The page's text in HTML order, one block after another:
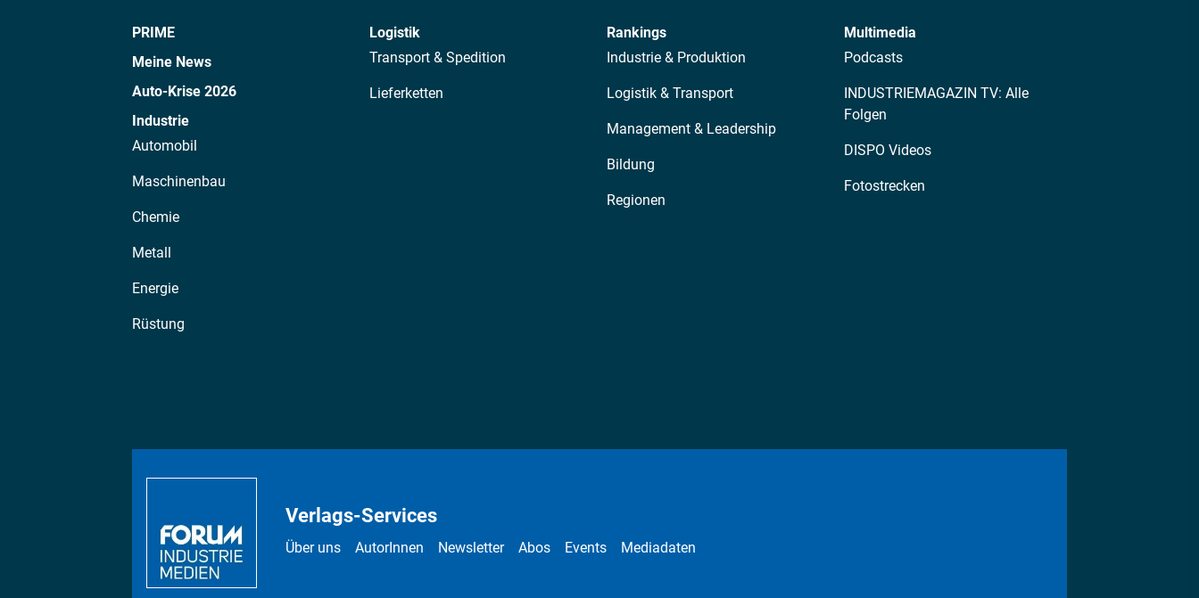
PRIME
Meine News
Auto-Krise 2026
Industrie
Automobil
Maschinenbau
Chemie
Metall
Energie
Rüstung
Logistik
Transport & Spedition
Lieferketten
Rankings
Industrie & Produktion
Logistik & Transport
Management & Leadership
Bildung
Regionen
Multimedia
Podcasts
INDUSTRIEMAGAZIN TV: Alle
Folgen
DISPO Videos
Fotostrecken
Verlags-Services
Über uns AutorInnen Newsletter Abos Events Mediadaten